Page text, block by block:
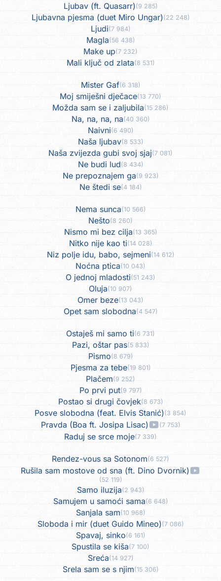
Ljubav (ft. Quasarr)(9 285)
Ljubavna pjesma (duet Miro Ungar)(22 248)
Ljudi(7 984)
Magla(56 438)
Make up(7 232)
Mali ključ od zlata(8 531)
Mister Gaf(6 318)
Moj smiješni dječace(13 770)
Možda sam se i zaljubila(15 286)
Na, na, na, na(40 360)
Naivni(6 490)
Naša ljubav(8 533)
Naša zvijezda gubi svoj sjaj(7 081)
Ne budi lud(8 434)
Ne prepoznajem ga(9 923)
Ne štedi se(4 184)
Nema sunca(10 566)
Nešto(8 260)
Nismo mi bez cilja(13 365)
Nitko nije kao ti(14 028)
Niz polje idu, babo, sejmeni(14 612)
Noćna ptica(10 043)
O jednoj mladosti(51 243)
Oluja(10 907)
Omer beze(13 043)
Opet sam slobodna(4 547)
Ostaješ mi samo ti(6 731)
Pazi, oštar pas(5 833)
Pismo(8 679)
Pjesma za tebe(19 801)
Plačem(9 252)
Po prvi put(9 797)
Postao si drugi čovjek(8 673)
Posve slobodna (feat. Elvis Stanić)(3 854)
Pravda (Boa ft. Josipa Lisac) (7 753)
Raduj se srce moje(7 339)
Rendez-vous sa Sotonom(6 527)
Rušila sam mostove od sna (ft. Dino Dvornik)
(52 119)
Samo iluzija(2 943)
Samujem u samoći sama(6 648)
Sanjala sam(10 968)
Sloboda i mir (duet Guido Mineo)(7 086)
Spavaj, sinko(6 161)
Spustila se kiša(7 100)
Sreća(14 927)
Srela sam se s njim(15 306)